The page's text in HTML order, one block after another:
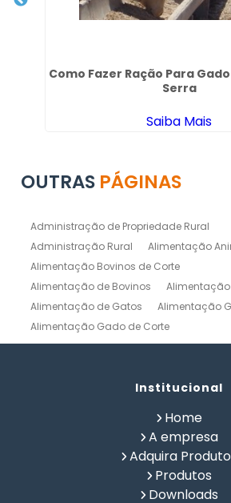
Como Fazer Ração Para
Serra
Saiba Mais
OUTRAS PÁGINAS
Administração de Propriedade Rural
Administração Rural
Alimentação
Alimentação Bovinos de Corte
Alimentação de Bovinos
Alimentação de Gatos
Alimentação
Alimentação Gado de Corte
Alimentação Gado de Leite
Alimentação Natural Pets
Alimentação
Calculo de Ração para Bovinos
Como Fazer Ração para Gado de Corte
Como Fazer Ração para Gado de Leite
Composição Química de Alimentos
Institucional
Home
A empresa
Adquira
Produtos
Downloads